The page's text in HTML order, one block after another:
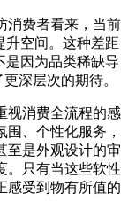
消费者看来，当前
升空间。这种差距
是因为品类稀缺导
深层次的期待。
视消费全流程的感
、个性化服务，
至是外观设计的审
。只有当这些软性
感受到物有所值的